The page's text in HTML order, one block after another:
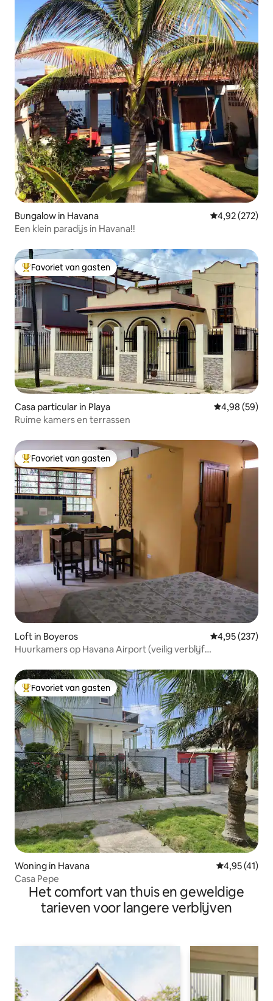
Bungalow in Havana Gemiddelde
4,92 (272)
Een klein paradijs in Havana!!
Topfavoriet van gasten
Favoriet van gasten
Casa particular in Playa Gemiddelde
4,98 (59)
Ruime kamers en terrassen
Topfavoriet van gasten
Favoriet van gasten
Loft in Boyeros Gemiddelde
4,95 (237)
Huurkamers op Havana Airport (veilig verblijf
Topfavoriet van gasten
Favoriet van gasten
Woning in Havana Gemiddelde
4,95 (41)
Casa Pepe
Het comfort van thuis en geweldige
tarieven voor langere verblijven